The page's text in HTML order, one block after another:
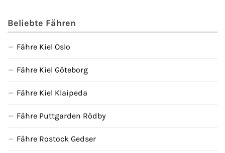
Beliebte Fähren
Fähre Kiel Oslo
Fähre Kiel Göteborg
Fähre Kiel Klaipeda
Fähre Puttgarden Rödby
Fähre Rostock Gedser